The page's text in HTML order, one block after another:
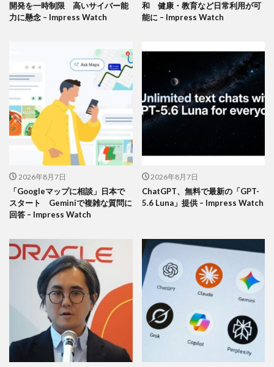
開発を一時制限 高いサイバー能
力に懸念 – Impress Watch
和 健康・教育など日常利用が可
能に – Impress Watch
2026年8月7日
「Googleマップに相談」日本で
スタート Geminiで複雑な質問に
回答 – Impress Watch
2026年8月7日
ChatGPT、無料で最新の「GPT-
5.6 Luna」提供 – Impress Watch